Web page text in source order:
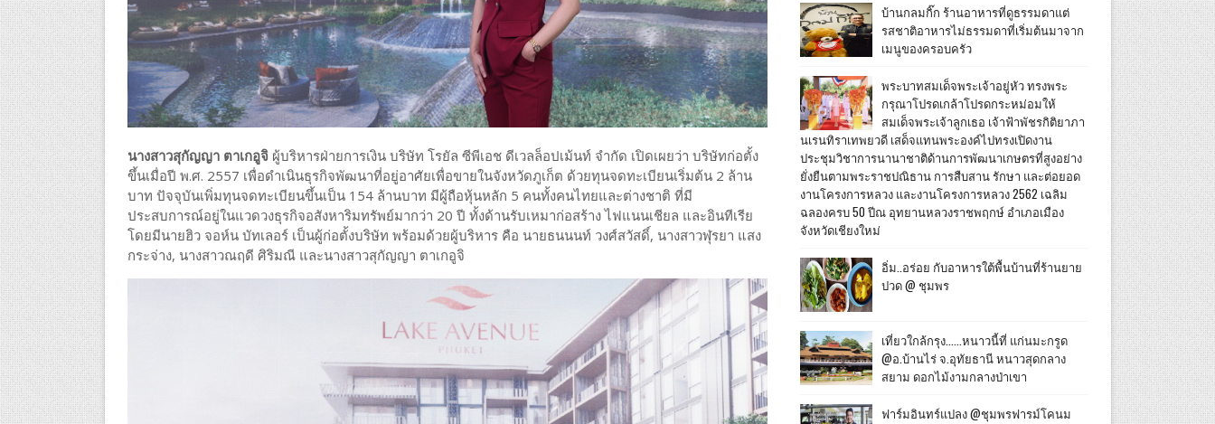
นางสาวสุกัญญา ตาเกอูจิผู้บริหารฝ่ายการเงิน บริษัท โรยัล ซีพีเอช ดีเวลล็อปเม้นท์ จำกัด เปิดเผยว่า บริษัทก่อตั้ง
ขึ้นเมื่อปี พ.ศ. 2557 เพื่อดำเนินธุรกิจพัฒนาที่อยู่อาศัยเพื่อขายในจังหวัดภูเก็ต ด้วยทุนจดทะเบียนเริ่มต้น 2 ล้าน
บาท ปัจจุบันเพิ่มทุนจดทะเบียนขึ้นเป็น 154 ล้านบาท มีผู้ถือหุ้นหลัก 5 คนทั้งคนไทยและต่างชาติ ที่มี
ประสบการณ์อยู่ในแวดวงธุรกิจอสังหาริมทรัพย์มากว่า 20 ปี ทั้งด้านรับเหมาก่อสร้าง ไฟแนนเชียล และอินทีเรีย
โดยมีนายฮิว จอห์น บัทเลอร์ เป็นผู้ก่อตั้งบริษัท พร้อมด้วยผู้บริหาร คือ นายธนนนท์ วงศ์สวัสดิ์, นางสาวฬุรยา แสง
กระจ่าง, นางสาวณฤดี ศิริมณี และนางสาวสุกัญญา ตาเกอูจิ
บ้านกลมกิ๊ก ร้านอาหารที่ดูธรรมดาแต่
รสชาติอาหารไม่ธรรมดาที่เริ่มต้นมาจาก
เมนูของครอบครัว
พระบาทสมเด็จพระเจ้าอยู่หัว ทรงพระ
กรุณาโปรดเกล้าโปรดกระหม่อมให้
สมเด็จพระเจ้าลูกเธอ เจ้าฟ้าพัชรกิติยาภา
นเรนทิราเทพยวดี เสด็จแทนพระองค์ไปทรงเปิดงาน
ประชุมวิชาการนานาชาติด้านการพัฒนาเกษตรที่สูงอย่าง
ยั่งยืนตามพระราชปณิธาน การสืบสาน รักษา และต่อยอด
งานโครงการหลวง และงานโครงการหลวง 2562 เฉลิม
ฉลองครบ 50 ปีณ อุทยานหลวงราชพฤกษ์ อำเภอเมือง
จังหวัดเชียงใหม่
อิ่ม..อร่อย กับอาหารใต้พื้นบ้านที่ร้านยาย
ปวด @ ชุมพร
เที่ยวใกล้กรุง......หนาวนี้ที่ แก่นมะกรูด
@อ.บ้านไร่ จ.อุทัยธานี หนาวสุดกลาง
สยาม ดอกไม้งามกลางป่าเขา
ฟาร์มอินทร์แปลง @ชุมพรฟารม์โคนม